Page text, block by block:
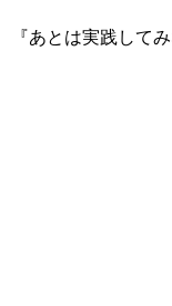
『あとは実践して